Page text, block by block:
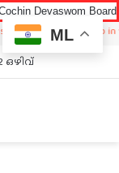
Board LD
available job in
ഒഴിവ്
ML